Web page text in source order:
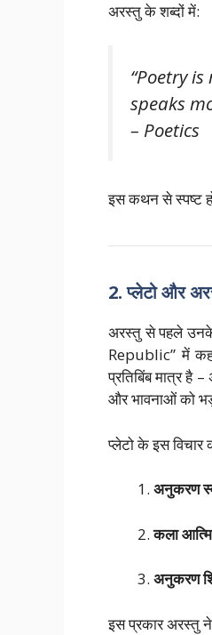
अरस्तु के शब्दों में:
“Poetry
speaks
– Poetics
इस कथन से स्पष्ट
2. प्लेटो और
अरस्तु से पहले
Republic” में
प्रतिबिंब मात्र है
और भावनाओं को
प्लेटो के इस
अनुकरण
कला
अनुकरण
इस प्रकार अरस्तु